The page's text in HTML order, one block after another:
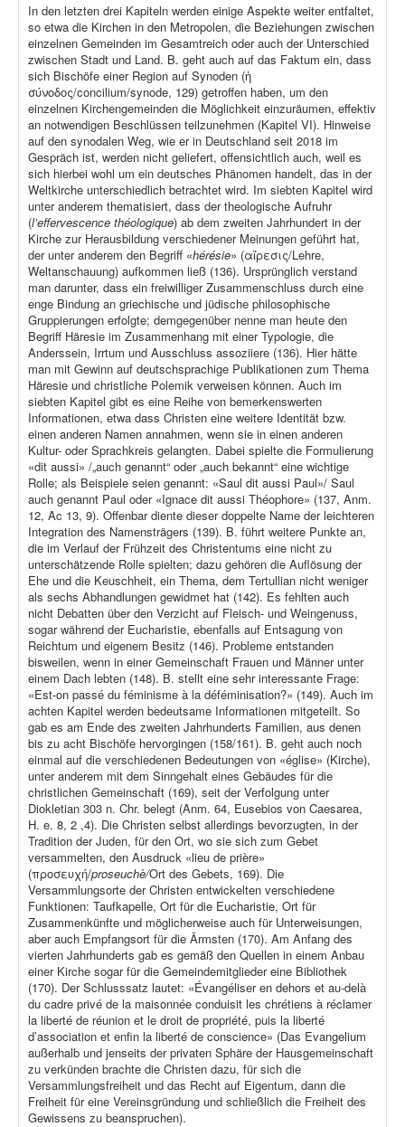
In den letzten drei Kapiteln werden einige Aspekte weiter entfaltet,
so etwa die Kirchen in den Metropolen, die Beziehungen zwischen
einzelnen Gemeinden im Gesamtreich oder auch der Unterschied
zwischen Stadt und Land. B. geht auch auf das Faktum ein, dass
sich Bischöfe einer Region auf Synoden (ἡ
σύνοδος/concilium/synode, 129) getroffen haben, um den
einzelnen Kirchengemeinden die Möglichkeit einzuräumen, effektiv
an notwendigen Beschlüssen teilzunehmen (Kapitel VI). Hinweise
auf den synodalen Weg, wie er in Deutschland seit 2018 im
Gespräch ist, werden nicht geliefert, offensichtlich auch, weil es
sich hierbei wohl um ein deutsches Phänomen handelt, das in der
Weltkirche unterschiedlich betrachtet wird. Im siebten Kapitel wird
unter anderem thematisiert, dass der theologische Aufruhr
(l’effervescence théologique) ab dem zweiten Jahrhundert in der
Kirche zur Herausbildung verschiedener Meinungen geführt hat,
der unter anderem den Begriff «hérésie» (αἵρεσις/Lehre,
Weltanschauung) aufkommen ließ (136). Ursprünglich verstand
man darunter, dass ein freiwilliger Zusammenschluss durch eine
enge Bindung an griechische und jüdische philosophische
Gruppierungen erfolgte; demgegenüber nenne man heute den
Begriff Häresie im Zusammenhang mit einer Typologie, die
Anderssein, Irrtum und Ausschluss assoziiere (136). Hier hätte
man mit Gewinn auf deutschsprachige Publikationen zum Thema
Häresie und christliche Polemik verweisen können. Auch im
siebten Kapitel gibt es eine Reihe von bemerkenswerten
Informationen, etwa dass Christen eine weitere Identität bzw.
einen anderen Namen annahmen, wenn sie in einen anderen
Kultur- oder Sprachkreis gelangten. Dabei spielte die Formulierung
«dit aussi» /„auch genannt“ oder „auch bekannt“ eine wichtige
Rolle; als Beispiele seien genannt: «Saul dit aussi Paul»/ Saul
auch genannt Paul oder «Ignace dit aussi Théophore» (137, Anm.
12, Ac 13, 9). Offenbar diente dieser doppelte Name der leichteren
Integration des Namensträgers (139). B. führt weitere Punkte an,
die im Verlauf der Frühzeit des Christentums eine nicht zu
unterschätzende Rolle spielten; dazu gehören die Auflösung der
Ehe und die Keuschheit, ein Thema, dem Tertullian nicht weniger
als sechs Abhandlungen gewidmet hat (142). Es fehlten auch
nicht Debatten über den Verzicht auf Fleisch- und Weingenuss,
sogar während der Eucharistie, ebenfalls auf Entsagung von
Reichtum und eigenem Besitz (146). Probleme entstanden
bisweilen, wenn in einer Gemeinschaft Frauen und Männer unter
einem Dach lebten (148). B. stellt eine sehr interessante Frage:
«Est-on passé du féminisme à la déféminisation?» (149). Auch im
achten Kapitel werden bedeutsame Informationen mitgeteilt. So
gab es am Ende des zweiten Jahrhunderts Familien, aus denen
bis zu acht Bischöfe hervorgingen (158/161). B. geht auch noch
einmal auf die verschiedenen Bedeutungen von «église» (Kirche),
unter anderem mit dem Sinngehalt eines Gebäudes für die
christlichen Gemeinschaft (169), seit der Verfolgung unter
Diokletian 303 n. Chr. belegt (Anm. 64, Eusebios von Caesarea,
H. e. 8, 2 ,4). Die Christen selbst allerdings bevorzugten, in der
Tradition der Juden, für den Ort, wo sie sich zum Gebet
versammelten, den Ausdruck «lieu de prière»
(προσευχή/proseuchè/Ort des Gebets, 169). Die
Versammlungsorte der Christen entwickelten verschiedene
Funktionen: Taufkapelle, Ort für die Eucharistie, Ort für
Zusammenkünfte und möglicherweise auch für Unterweisungen,
aber auch Empfangsort für die Ärmsten (170). Am Anfang des
vierten Jahrhunderts gab es gemäß den Quellen in einem Anbau
einer Kirche sogar für die Gemeindemitglieder eine Bibliothek
(170). Der Schlusssatz lautet: «Évangéliser en dehors et au-delà
du cadre privé de la maisonnée conduisit les chrétiens à réclamer
la liberté de réunion et le droit de propriété, puis la liberté
d’association et enfin la liberté de conscience» (Das Evangelium
außerhalb und jenseits der privaten Sphäre der Hausgemeinschaft
zu verkünden brachte die Christen dazu, für sich die
Versammlungsfreiheit und das Recht auf Eigentum, dann die
Freiheit für eine Vereinsgründung und schließlich die Freiheit des
Gewissens zu beanspruchen).